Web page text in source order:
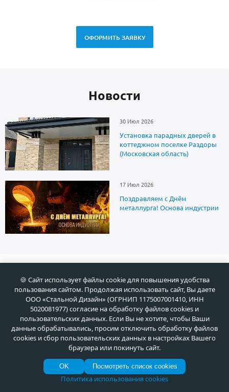
ОФОРМИТЬ ЗАЯВКУ
Новоcти
30 Июл 2026
Установка парадных дверей в
коттеджном поселке Раздоры
(Московская область)
17 Июл 2026
Поздравляем с Днём
металлурга! Основа индустрии
О продукции
Установка
Как купить
🍪 Сайт использует файлы cookie для повышения удобства
пользования сайтом. Продолжая использовать сайт, Вы даете
ООО «Стальной Дизайн» (ОГРНИП 1175007001410, ИНН
5020081977) согласие на обработку файлов cookies и
пользовательских данных. Если Вы не хотите, чтобы Ваши
данные обрабатывались, просим отключить обработку файлов
cookies и сбор пользовательских данных в настройках Вашего
браузера или покинуть сайт.
OK Посмотреть список cookies
Политика использования cookies